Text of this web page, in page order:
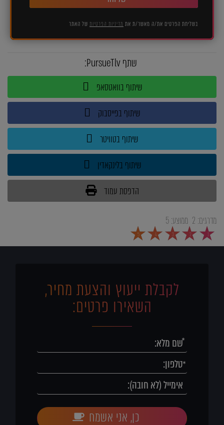
בשליחת הפרטים את/ה מאשר/ת את מדיניות הפרטיות של האתר
שתף PursueTlv:
שיתוף בוואטסאפ
שיתוף בפייסבוק
שיתוף בטוויטר
שיתוף בלינקאדין
הדפסת עמוד
מדרגים: 2 ממוצע:5
1
2
3
4
5
לקבלת ייעוץ והצעת מחיר,
השאירו פרטים:
כן, אני אשמח